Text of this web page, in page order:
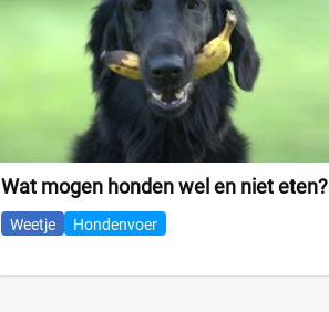
Wat mogen honden wel en niet eten?
Weetje Hondenvoer